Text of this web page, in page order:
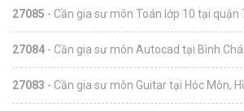
27085 - Cần gia sư môn Toán lớp 10 tại quận
27084 - Cần gia sư môn Autocad tại Bình
27083 - Cần gia sư môn Guitar tại Hóc Môn,